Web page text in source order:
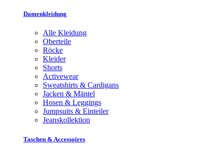
Damenkleidung
Alle Kleidung
Oberteile
Röcke
Kleider
Shorts
Activewear
Sweatshirts & Cardigans
Jacken & Mäntel
Hosen & Leggings
Jumpsuits & Einteiler
Jeanskollektion
Taschen & Accessoires